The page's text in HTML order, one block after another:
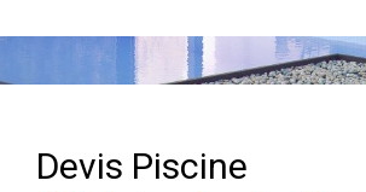
Devis Piscine